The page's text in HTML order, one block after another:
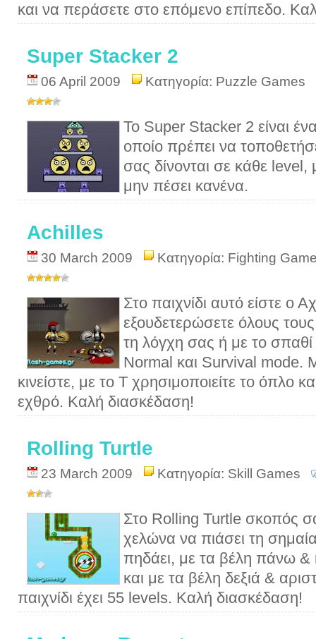
και να περάσετε στο επόμενο επίπεδο.
Super Stacker 2
06 April 2009 Κατηγορία: Puzzle Games
Το Super Stacker 2 είναι
οποίο πρέπει να
σας δίνονται σε κάθε
μην πέσει κανένα.
Achilles
30 March 2009 Κατηγορία: Fighting
Στο παιχνίδι αυτό είστε ο
εξουδετερώσετε όλους
τη λόγχη σας ή με το
Normal και Survival mode.
κινείστε, με το T χρησιμοποιείτε το όπλο
εχθρό. Καλή διασκέδαση!
Rolling Turtle
23 March 2009 Κατηγορία: Skill Games
Στο Rolling Turtle σκοπός
χελώνα να πιάσει τη
πηδάει, με τα βέλη πάνω
και με τα βέλη δεξιά &
παιχνίδι έχει 55 levels. Καλή διασκέδαση!